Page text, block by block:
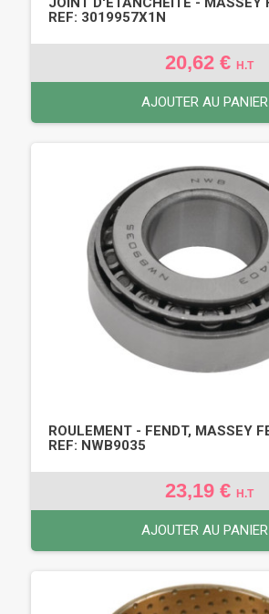
REF: 3019957X1N
20,62 € H.T
AJOUTER AU PANIER
ROULEMENT - FENDT, MASSEY
REF: NWB9035
23,19 € H.T
AJOUTER AU PANIER